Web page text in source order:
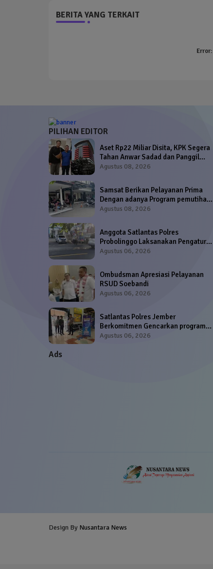
BERITA YANG TERKAIT
Error:
PILIHAN EDITOR
Aset Rp22 Miliar Disita, KPK Segera
Tahan Anwar Sadad dan Panggil
Muhammad Haykal Ismail Sadad
Agustus 08, 2026
Samsat Berikan Pelayanan Prima
Dengan adanya Program pemutihan
Pajak Kendaraan
Agustus 08, 2026
Anggota Satlantas Polres
Probolinggo Laksanakan Pengaturan
Lalu Lintas di Titik Strategis
Agustus 06, 2026
Ombudsman Apresiasi Pelayanan
RSUD Soebandi
Agustus 06, 2026
Satlantas Polres Jember
Berkomitmen Gencarkan program
'Polantas Menyapa' di Samsat dan
Agustus 06, 2026
Ads
Design By Nusantara News